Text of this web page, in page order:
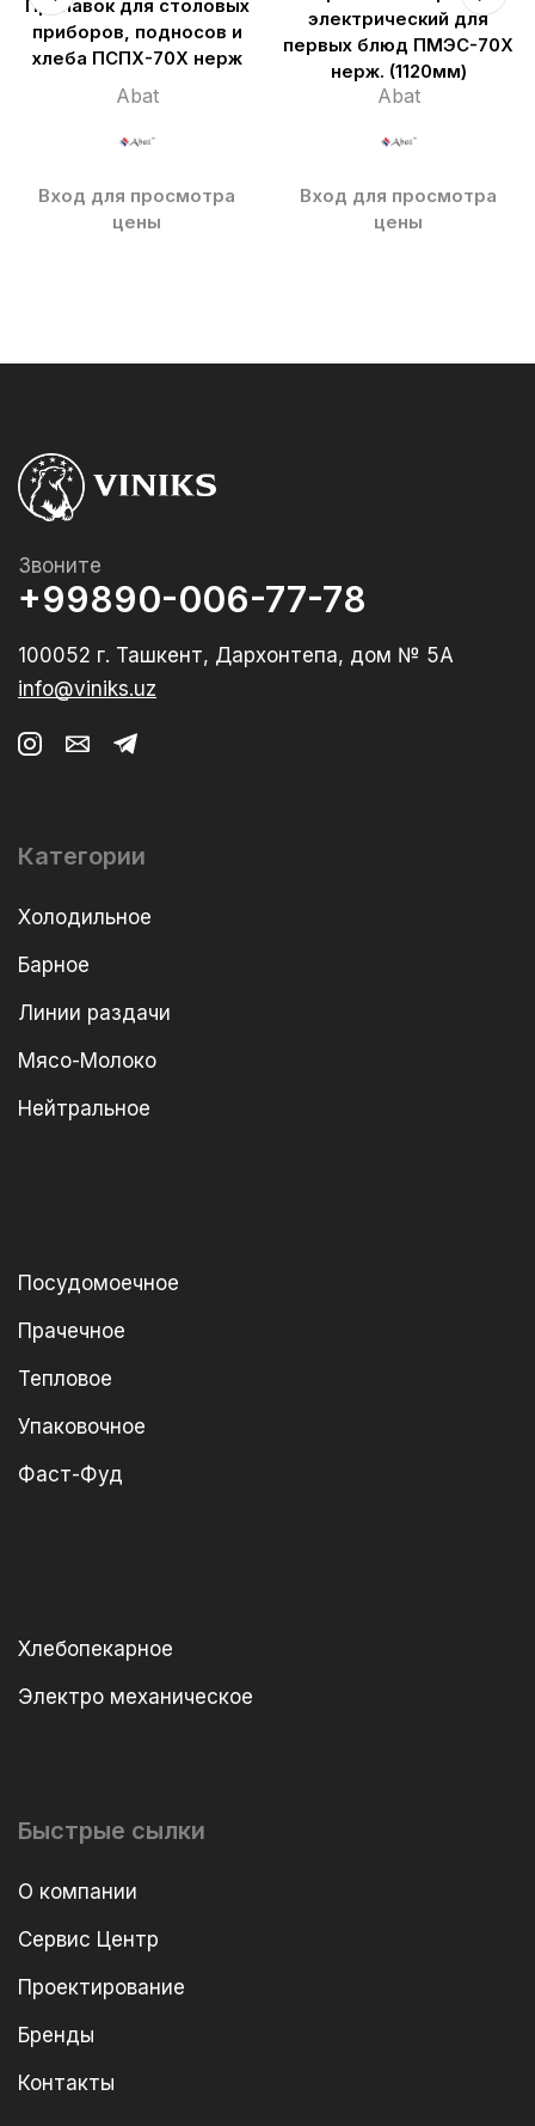
Прилавок для столовых
приборов, подносов и
хлеба ПСПХ-70Х нерж
Abat
Вход для просмотра
цены
электрический для
первых блюд ПМЭС-70Х
нерж. (1120мм)
Abat
Вход для просмотра
цены
Звоните
+99890-006-77-78
100052 г. Ташкент, Дархонтепа, дом № 5А
info@viniks.uz
Категории
Холодильное
Барное
Линии раздачи
Мясо-Молоко
Нейтральное
Посудомоечное
Прачечное
Тепловое
Упаковочное
Фаст-Фуд
Хлебопекарное
Электро механическое
Быстрые сылки
О компании
Сервис Центр
Проектирование
Бренды
Контакты